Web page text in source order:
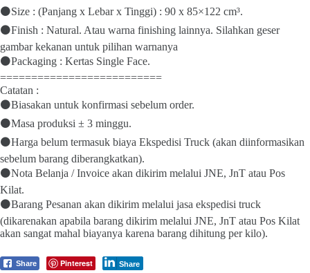
⚫Size : (Panjang x Lebar x Tinggi) : 90 x 85×122 cm³.
⚫Finish : Natural. Atau warna finishing lainnya. Silahkan geser
gambar kekanan untuk pilihan warnanya
⚫Packaging : Kertas Single Face.
==========================
Catatan :
⚫Biasakan untuk konfirmasi sebelum order.
⚫Masa produksi ± 3 minggu.
⚫Harga belum termasuk biaya Ekspedisi Truck (akan diinformasikan
sebelum barang diberangkatkan).
⚫Nota Belanja / Invoice akan dikirim melalui JNE, JnT atau Pos
Kilat.
⚫Barang Pesanan akan dikirim melalui jasa ekspedisi truck
(dikarenakan apabila barang dikirim melalui JNE, JnT atau Pos Kilat
akan sangat mahal biayanya karena barang dihitung per kilo).
Share Pinterest Share